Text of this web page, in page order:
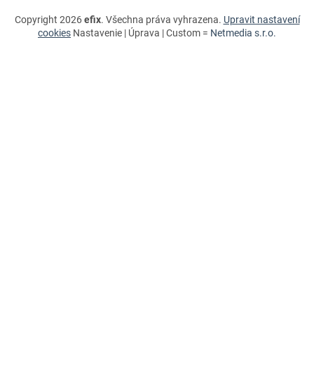
Copyright 2026efix. Všechna práva vyhrazena. Upravit nastavení
cookies Nastavenie | Úprava | Custom = Netmedia s.r.o.